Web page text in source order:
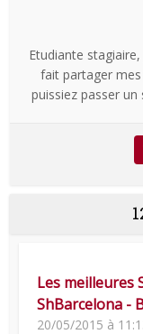
Etudiante
fait partager
puissiez passer un
Les meilleures
ShBarcelona -
20/05/2015 à